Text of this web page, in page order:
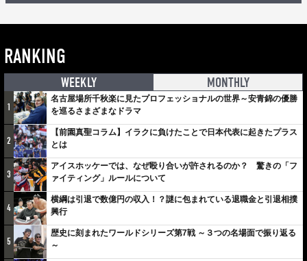
RANKING
WEEKLY MONTHLY
1
名古屋場所千秋楽に見たプロフェッショナルの世界～安青錦の優勝
を巡るさまざまなドラマ
2
【前園真聖コラム】イラクに負けたことで日本代表に起きたプラス
とは
3
アイスホッケーでは、なぜ殴り合いが許されるのか？ 驚きの「フ
ァイティング」ルールについて
4
横綱は引退で数億円の収入！？謎に包まれている退職金と引退相撲
興行
5
歴史に刻まれたワールドシリーズ第7戦 ～３つの名場面で振り返る
～